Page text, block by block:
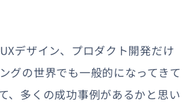
デザイン、プロダクト開発だけ
グの世界でも一般的になってきて
、多くの成功事例があるかと思い